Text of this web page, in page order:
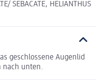
SEBACATE, HELIANTHUS
geschlossene Augenlid
nach unten.